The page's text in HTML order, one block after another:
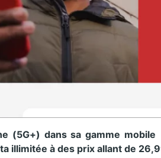
(5G+) dans sa gamme
illimitée à des prix allant de